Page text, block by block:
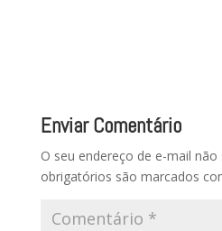
Enviar Comentário
O seu endereço de e-mail não
obrigatórios são marcados